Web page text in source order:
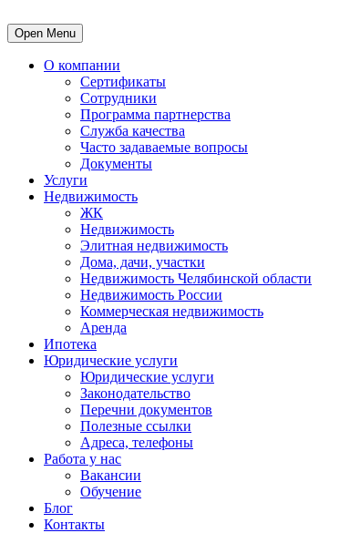
Open Menu
О компании
Сертификаты
Сотрудники
Программа партнерства
Служба качества
Часто задаваемые вопросы
Документы
Услуги
Недвижимость
ЖК
Недвижимость
Элитная недвижимость
Дома, дачи, участки
Недвижимость Челябинской области
Недвижимость России
Коммерческая недвижимость
Аренда
Ипотека
Юридические услуги
Юридические услуги
Законодательство
Перечни документов
Полезные ссылки
Адреса, телефоны
Работа у нас
Вакансии
Обучение
Блог
Контакты